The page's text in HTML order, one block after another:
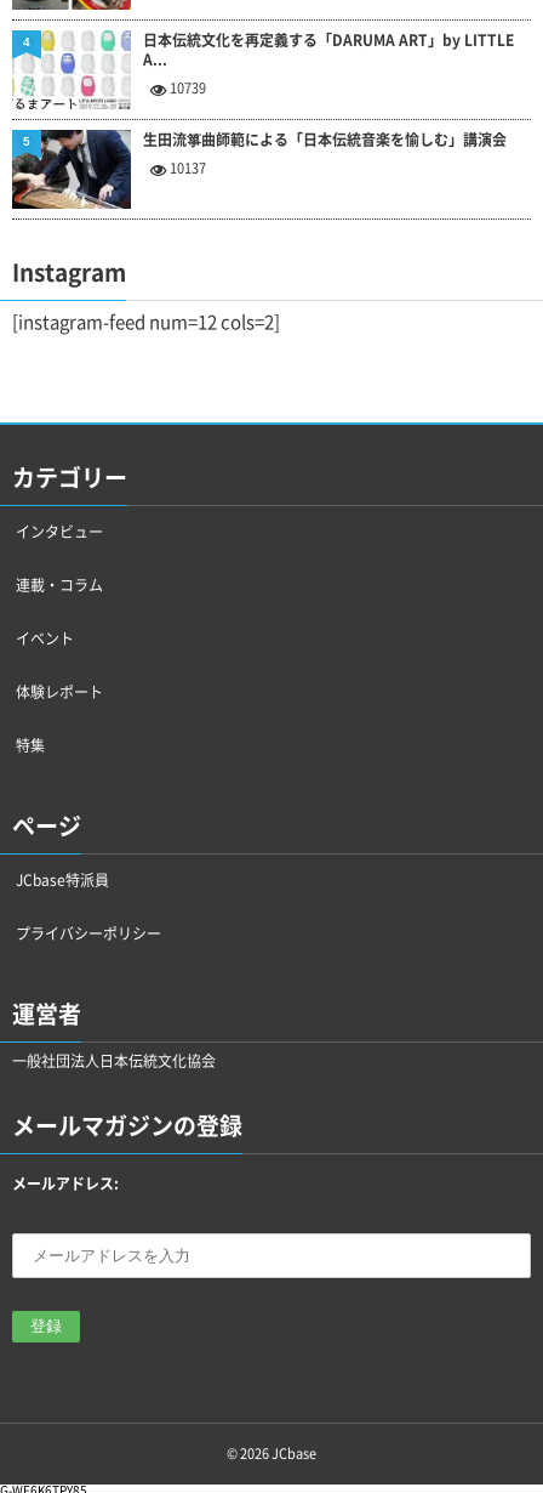
日本伝統文化を再定義する「DARUMA ART」by LITTLE
A...
10739
4
生田流箏曲師範による「日本伝統音楽を愉しむ」講演会
10137
5
Instagram
[instagram-feed num=12 cols=2]
カテゴリー
インタビュー
連載・コラム
イベント
体験レポート
特集
ページ
JCbase特派員
プライバシーポリシー
運営者
一般社団法人日本伝統文化協会
メールマガジンの登録
メールアドレス:
© 2026JCbase